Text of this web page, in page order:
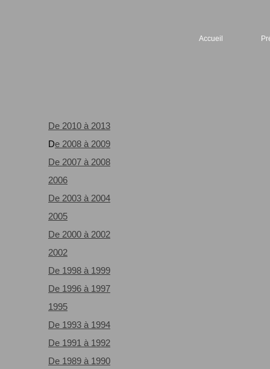
Accueil
De 2010 à 2013
De 2008 à 2009
De 2007 à 2008
2006
De 2003 à 2004
2005
De 2000 à 2002
2002
De 1998 à 1999
De 1996 à 1997
1995
De 1993 à 1994
De 1991 à 1992
De 1989 à 1990